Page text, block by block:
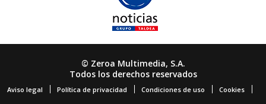
© Zeroa Multimedia, S.A.
Todos los derechos reservados
Aviso legal Política de privacidad Condiciones de uso Cookies